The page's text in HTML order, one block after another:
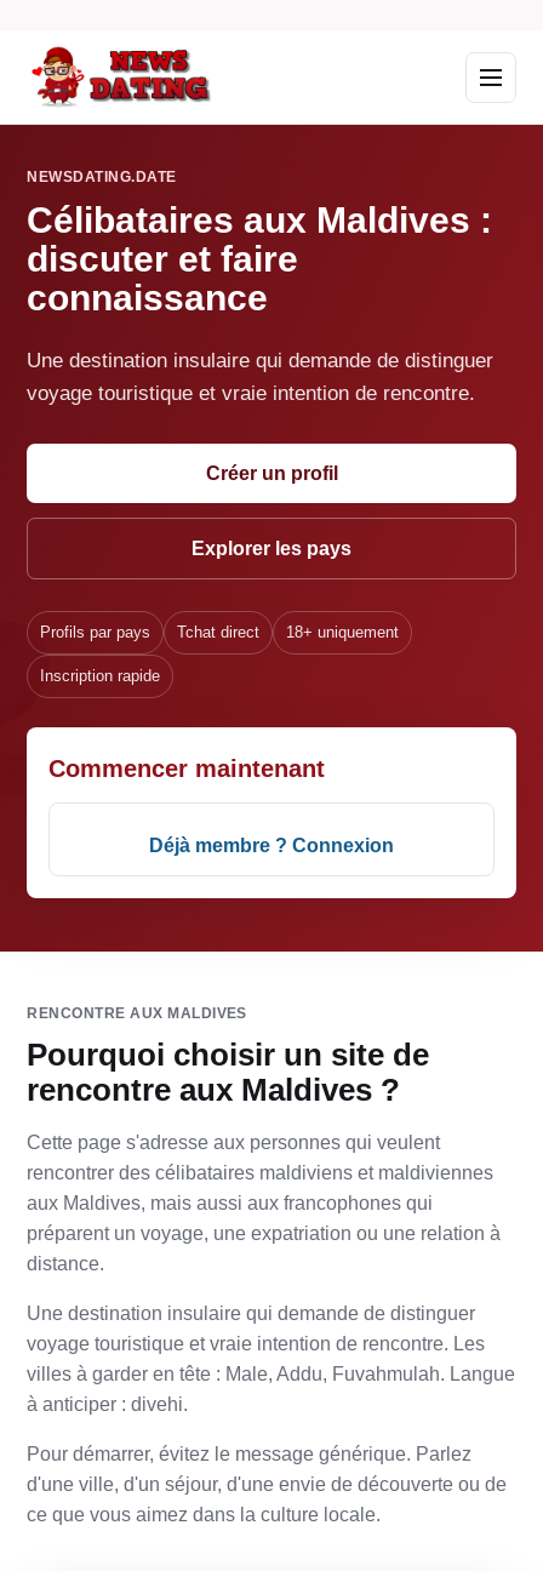
NEWSDATING.DATE
Célibataires aux Maldives :
discuter et faire
connaissance
Une destination insulaire qui demande de distinguer
voyage touristique et vraie intention de rencontre.
Créer un profil
Explorer les pays
Profils par pays Tchat direct 18+ uniquement
Inscription rapide
Commencer maintenant
Déjà membre ? Connexion
RENCONTRE AUX MALDIVES
Pourquoi choisir un site de
rencontre aux Maldives ?
Cette page s'adresse aux personnes qui veulent
rencontrer des célibataires maldiviens et maldiviennes
aux Maldives, mais aussi aux francophones qui
préparent un voyage, une expatriation ou une relation à
distance.
Une destination insulaire qui demande de distinguer
voyage touristique et vraie intention de rencontre. Les
villes à garder en tête : Male, Addu, Fuvahmulah. Langue
à anticiper : divehi.
Pour démarrer, évitez le message générique. Parlez
d'une ville, d'un séjour, d'une envie de découverte ou de
ce que vous aimez dans la culture locale.